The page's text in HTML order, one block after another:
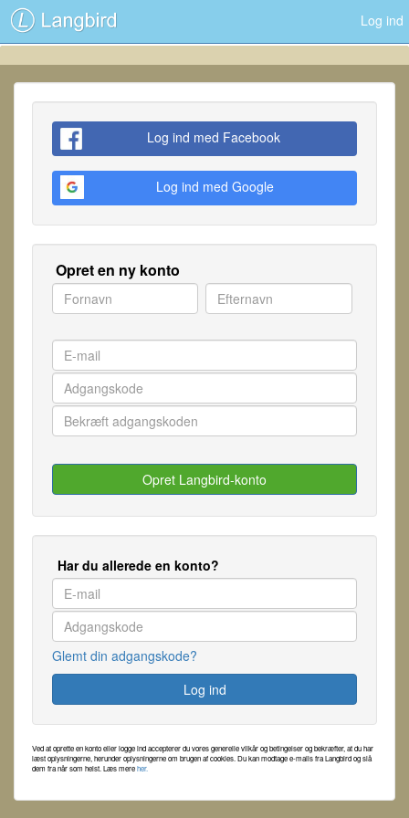
Log ind
Log ind med Facebook
Log ind med Google
Opret en ny konto
Har du allerede en konto?
Glemt din adgangskode?
Ved at oprette en konto eller logge ind accepterer du vores generelle vilkår og betingelser og bekræfter, at du har
læst oplysningerne, herunder oplysningerne om brugen af ​​cookies. Du kan modtage e-mails fra Langbird og slå
dem fra når som helst. Læs mereher.